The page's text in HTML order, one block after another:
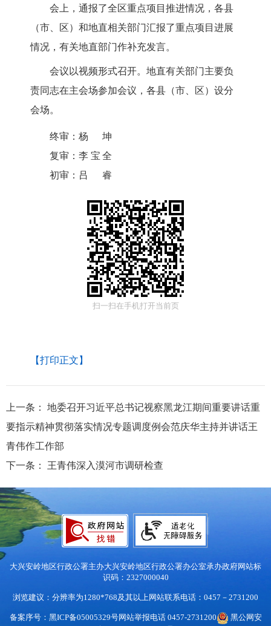
会上，通报了全区重点项目推进情况，各县
（市、区）和地直相关部门汇报了重点项目进展
情况， 有关地直部门作补充发言。
会议以视频形式召开。地直有关部门主要负
责同志在主会场参加会议，各县（市、区）设分
会场。
终审： 杨坤
复审： 李宝全
初审： 吕睿
扫一扫在手机打开当前页
【打印正文】
上一条：
地委召开习近平总书记视察黑龙江期间重要讲话重
要指示精神贯彻落实情况专题调度例会范庆华主持并讲话王
青伟作工作部
下一条：
王青伟深入漠河市调研检查
大兴安岭地区行政公署主办大兴安岭地区行政公署办公室承办政府网站标
识码：2327000040
浏览建议：分辨率为1280*768及其以上网站联系电话：0457－2731200
备案序号：黑ICP备05005329号网站举报电话 0457-2731200
黑公网安